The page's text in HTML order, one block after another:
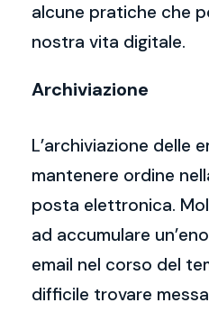
alcune pratiche che
nostra vita digitale.
Archiviazione
L’archiviazione delle
mantenere ordine
posta elettronica.
ad accumulare
email nel corso del
difficile trovare